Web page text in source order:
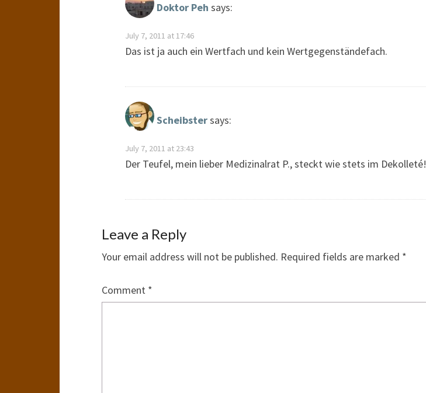
Doktor Peh says:
July 7, 2011 at 17:46
Das ist ja auch ein Wertfach und kein Wertgegenständefach.
Scheibstersays:
July 7, 2011 at 23:43
Der Teufel, mein lieber Medizinalrat P., steckt wie stets im Dekolleté!
Leave a Reply
Your email address will not be published. Required fields are marked *
Comment *